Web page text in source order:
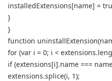
installedExtensions[name] =
}
}
function
for (var i = 0; i <
if (extensions[i].name ===
extensions.splice(i, 1);